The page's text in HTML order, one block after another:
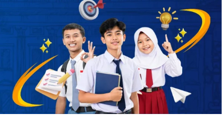
OUR PROGRAM
REGISTRATION